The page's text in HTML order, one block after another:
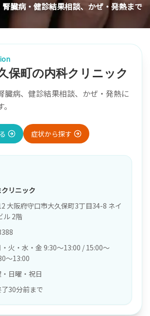
臓病・健診結果相談、かぜ・発熱まで
保町の内科クリニック
臓病、健診結果相談、かぜ・発熱に
症状から探す
リニック
大阪府守口市大久保町3丁目34-8 ネイ
ル 2階
火・水・金 9:30〜13:00 / 15:00〜
〜13:00
日曜・祝日
30分前まで